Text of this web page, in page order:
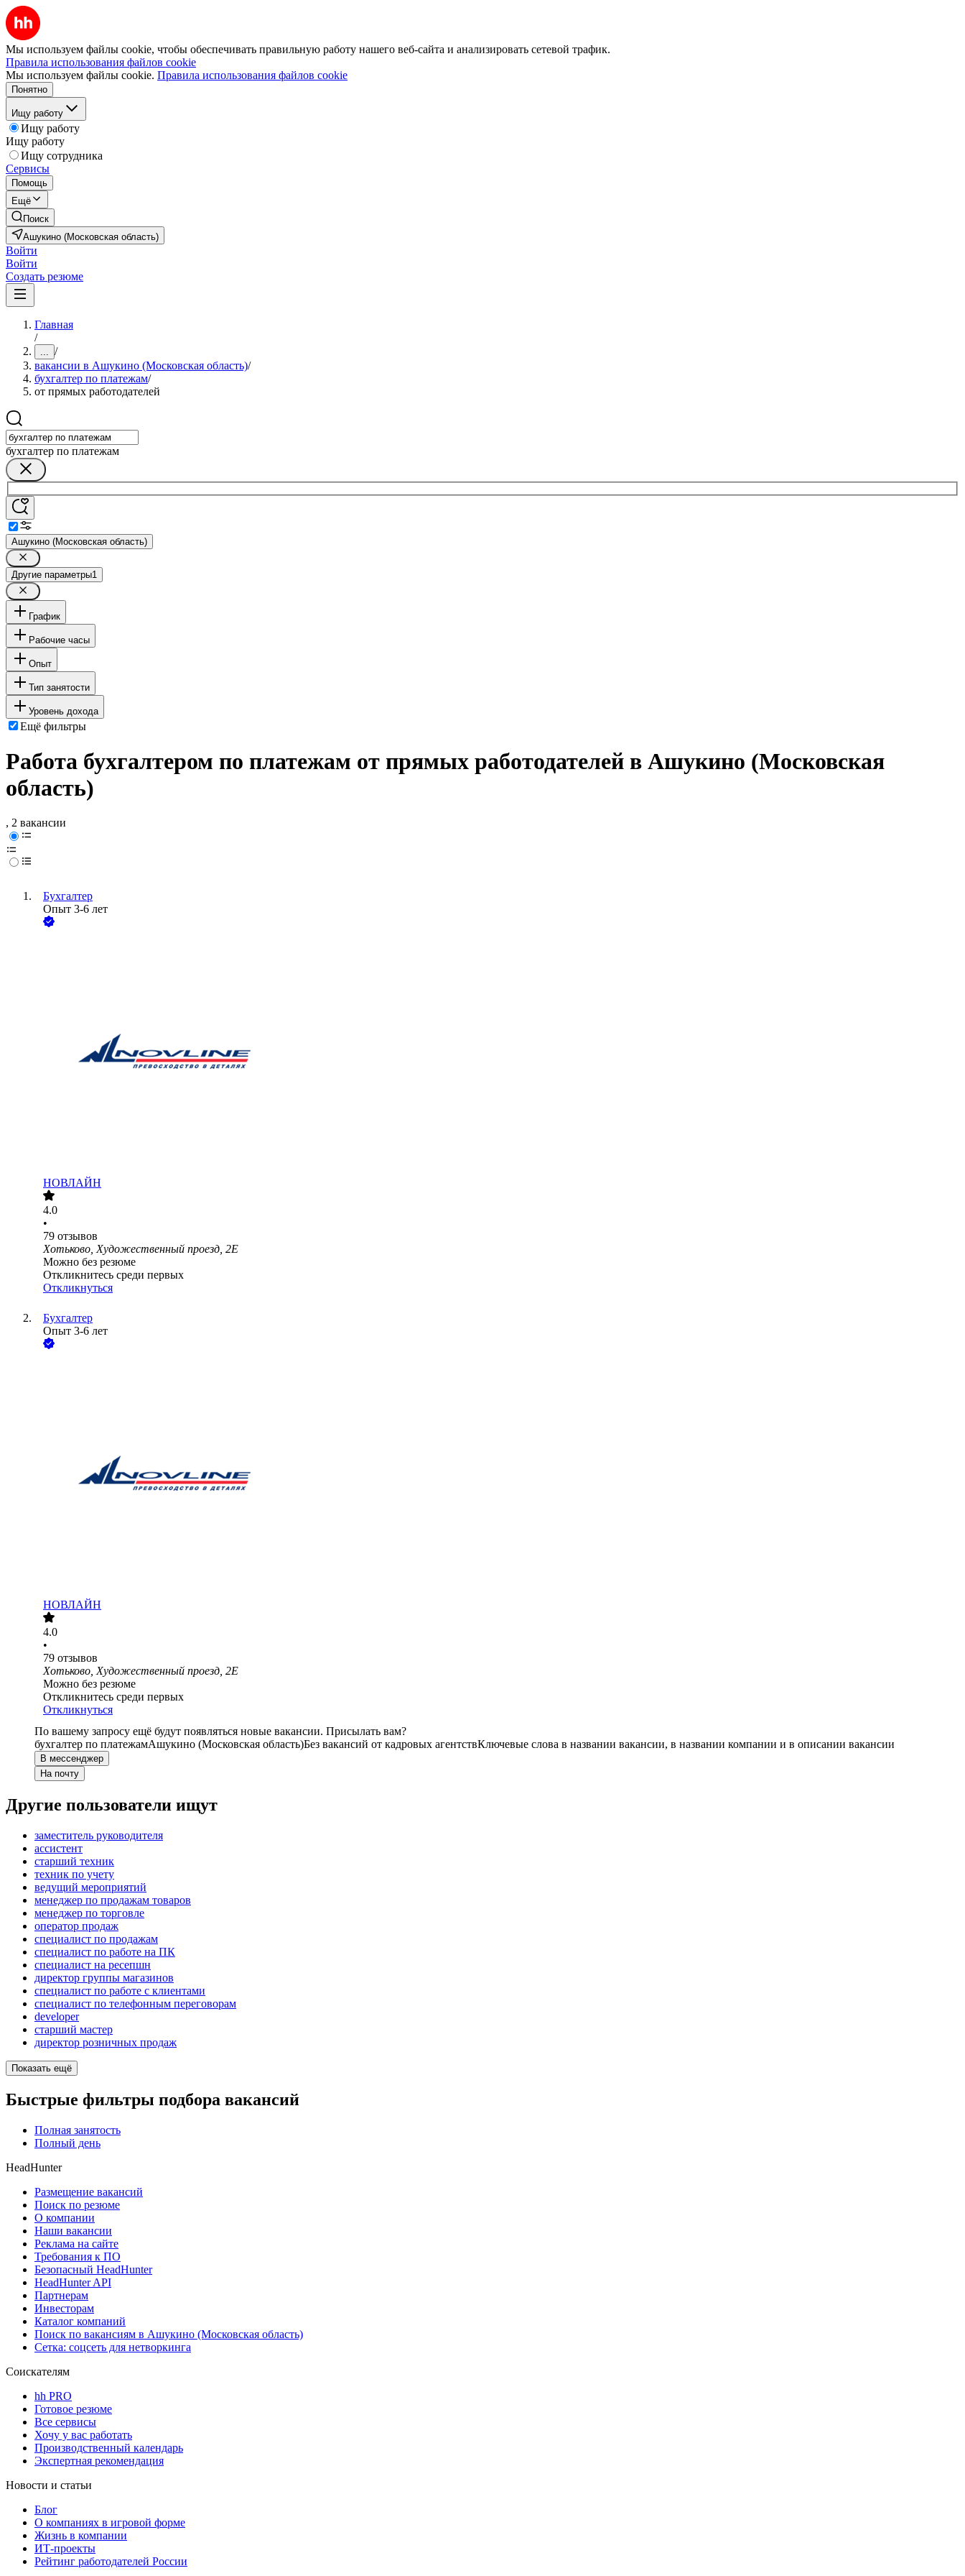
Мы используем файлы cookie, чтобы обеспечивать правильную работу нашего веб-сайта и анализировать сетевой трафик.
Правила использования файлов cookie
Мы используем файлы cookie. Правила использования файлов cookie
Понятно
Ищу работу
Ищу работу
Ищу работу
Ищу сотрудника
Сервисы
Помощь
Ещё
Поиск
Ашукино (Московская область)
Войти
Войти
Создать резюме
Главная
/
... /
вакансии в Ашукино (Московская область)/
бухгалтер по платежам/
от прямых работодателей
бухгалтер по платежам
Ашукино (Московская область)
Другие параметры1
График
Рабочие часы
Опыт
Тип занятости
Уровень дохода
Ещё фильтры
Работа бухгалтером по платежам от прямых работодателей в Ашукино (Московская
область)
, 2 вакансии
Бухгалтер
Опыт 3-6 лет
НОВЛАЙН
4.0
•
79 отзывов
Хотьково, Художественный проезд, 2Е
Можно без резюме
Откликнитесь среди первых
Откликнуться
Бухгалтер
Опыт 3-6 лет
НОВЛАЙН
4.0
•
79 отзывов
Хотьково, Художественный проезд, 2Е
Можно без резюме
Откликнитесь среди первых
Откликнуться
По вашему запросу ещё будут появляться новые вакансии. Присылать вам?
бухгалтер по платежамАшукино (Московская область)Без вакансий от кадровых агентствКлючевые слова в названии вакансии, в названии компании и в описании вакансии
В мессенджер
На почту
Другие пользователи ищут
заместитель руководителя
ассистент
старший техник
техник по учету
ведущий мероприятий
менеджер по продажам товаров
менеджер по торговле
оператор продаж
специалист по продажам
специалист по работе на ПК
специалист на ресепшн
директор группы магазинов
специалист по работе с клиентами
специалист по телефонным переговорам
developer
старший мастер
директор розничных продаж
Показать ещё
Быстрые фильтры подбора вакансий
Полная занятость
Полный день
HeadHunter
Размещение вакансий
Поиск по резюме
О компании
Наши вакансии
Реклама на сайте
Требования к ПО
Безопасный HeadHunter
HeadHunter API
Партнерам
Инвесторам
Каталог компаний
Поиск по вакансиям в Ашукино (Московская область)
Сетка: соцсеть для нетворкинга
Соискателям
hh PRO
Готовое резюме
Все сервисы
Хочу у вас работать
Производственный календарь
Экспертная рекомендация
Новости и статьи
Блог
О компаниях в игровой форме
Жизнь в компании
ИТ-проекты
Рейтинг работодателей России